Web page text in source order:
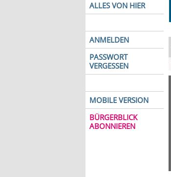
ALLES VON HIER
ANMELDEN
PASSWORT
VERGESSEN
MOBILE VERSION
BÜRGERBLICK
ABONNIEREN